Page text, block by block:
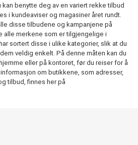
benytte deg av en variert rekke tilbud
i kundeaviser og magasiner året rundt.
disse tilbudene og kampanjene på
alle merkene som er tilgjengelige i
sortert disse i ulike kategorier, slik at du
veldig enkelt. På denne måten kan du
eller på kontoret, før du reiser for å
om butikkene, som adresser,
tilbud, finnes her på